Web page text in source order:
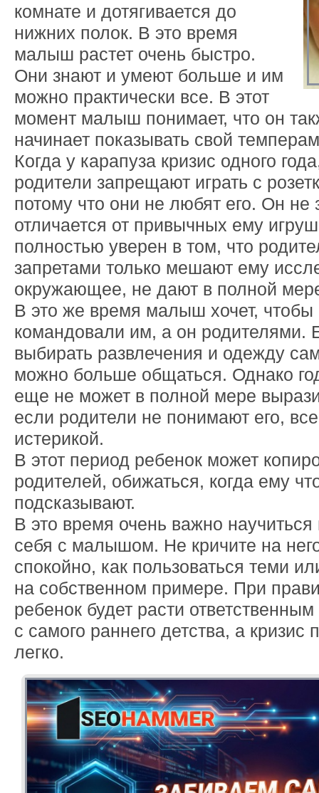
комнате и дотягивается до
нижних полок. В это время
малыш растет очень быстро.
Они знают и умеют больше и им
можно практически все. В этот
момент малыш понимает, что он
начинает показывать свой
Когда у карапуза кризис одного
родители запрещают играть с
потому что они не любят его. Он не
отличается от привычных ему
полностью уверен в том, что
запретами только мешают ему
окружающее, не дают в полной
В это же время малыш хочет, чтобы
командовали им, а он родителями.
выбирать развлечения и одежду
можно больше общаться. Однако
еще не может в полной мере
если родители не понимают его,
истерикой.
В этот период ребенок может
родителей, обижаться, когда ему
подсказывают.
В это время очень важно научиться
себя с малышом. Не кричите на
спокойно, как пользоваться теми
на собственном примере. При
ребенок будет расти
с самого раннего детства, а кризис
легко.